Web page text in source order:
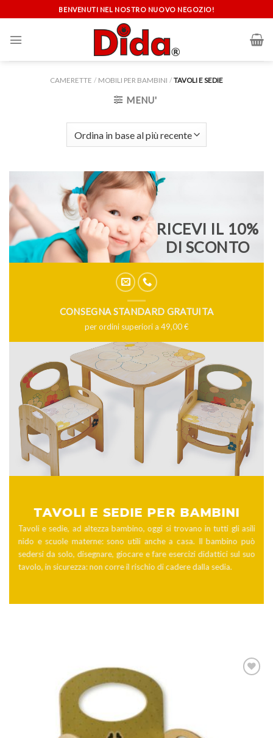
to
content
BENVENUTI NEL NOSTRO NUOVO NEGOZIO!
CAMERETTE / MOBILI PER BAMBINI / TAVOLI E SEDIE
MENU'
RICEVI IL 10%
DI SCONTO
CONSEGNA STANDARD GRATUITA
per ordini superiori a 49,00 €
TAVOLI E SEDIE PER BAMBINI
Tavoli e sedie, ad altezza bambino, oggi si trovano in tutti gli asili
nido e scuole materne: sono utili anche a casa. Il bambino può
sedersi da solo, disegnare, giocare e fare esercizi didattici sul suo
tavolo, in sicurezza: non corre il rischio di cadere dalla sedia.